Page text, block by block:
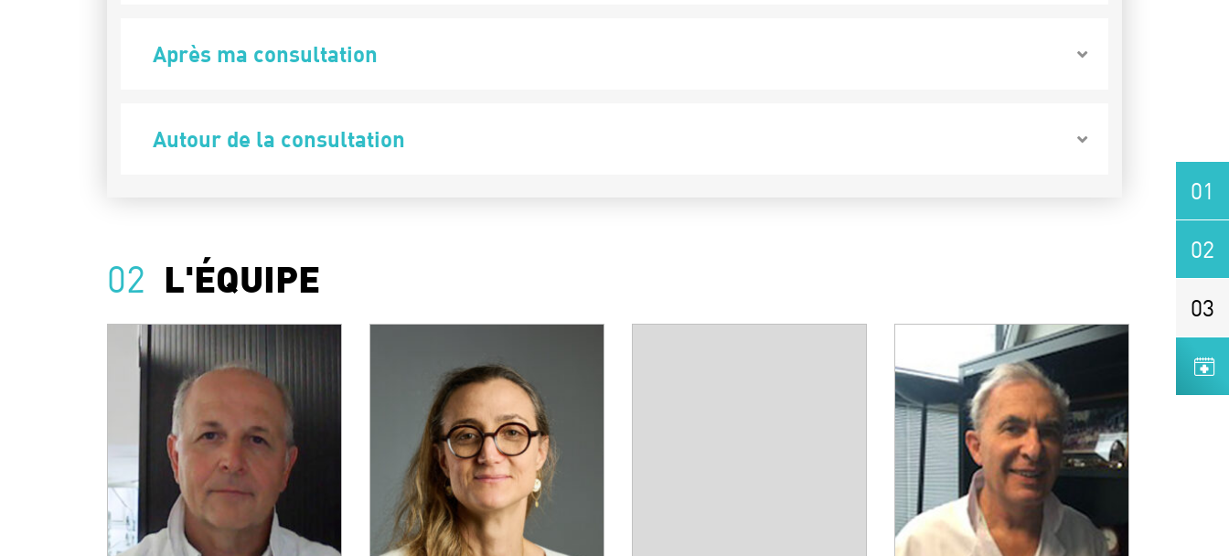
01
02
03
Après ma consultation
Autour de la consultation
02 L'ÉQUIPE